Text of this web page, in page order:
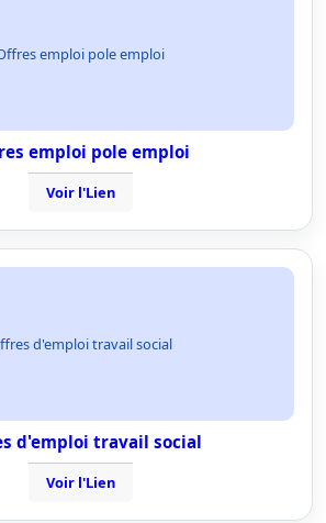
emploi pole emploi
emploi pole emploi
Voir l'Lien
d'emploi travail social
d'emploi travail social
Voir l'Lien